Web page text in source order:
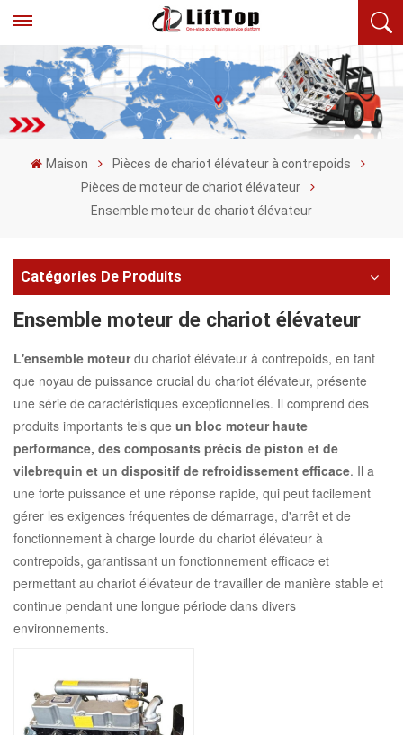
Maison
Pièces de chariot élévateur à contrepoids
Pièces de moteur de chariot élévateur
Ensemble moteur de chariot élévateur
Catégories De Produits
Ensemble moteur de chariot élévateur
L'ensemble moteurdu chariot élévateur à contrepoids, en tant
que noyau de puissance crucial du chariot élévateur, présente
une série de caractéristiques exceptionnelles. Il comprend des
produits importants tels que un bloc moteur haute
performance, des composants précis de piston et de
vilebrequin et un dispositif de refroidissement efficace. Il a
une forte puissance et une réponse rapide, qui peut facilement
gérer les exigences fréquentes de démarrage, d'arrêt et de
fonctionnement à charge lourde du chariot élévateur à
contrepoids, garantissant un fonctionnement efficace et
permettant au chariot élévateur de travailler de manière stable et
continue pendant une longue période dans divers
environnements.